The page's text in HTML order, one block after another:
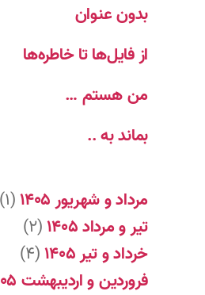
بدون عنوان
از فایل‌ها تا خاطره‌ها
من هستم …
بماند به ..
مرداد و شهریور ۱۴۰۵
(۱)
تیر و مرداد ۱۴۰۵
(۲)
خرداد و تیر ۱۴۰۵
(۴)
فروردین و اردیبهشت ۱۴۰۵